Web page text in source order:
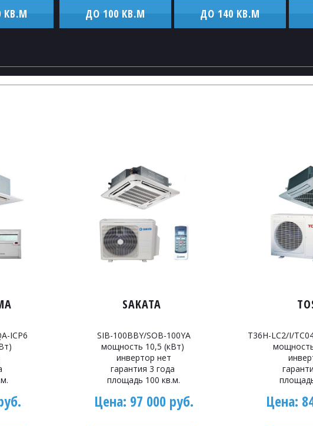
КВ.М ДО 100 КВ.М ДО 140 КВ.М
ICP6
SAKATA
SIB-100BBY/SOB-100YA
мощность 10,5 (кВт)
инвертор нет
гарантия 3 года
площадь 100 кв.м.
Цена: 97 000 руб.
T36H-LC2/I/
Цена: